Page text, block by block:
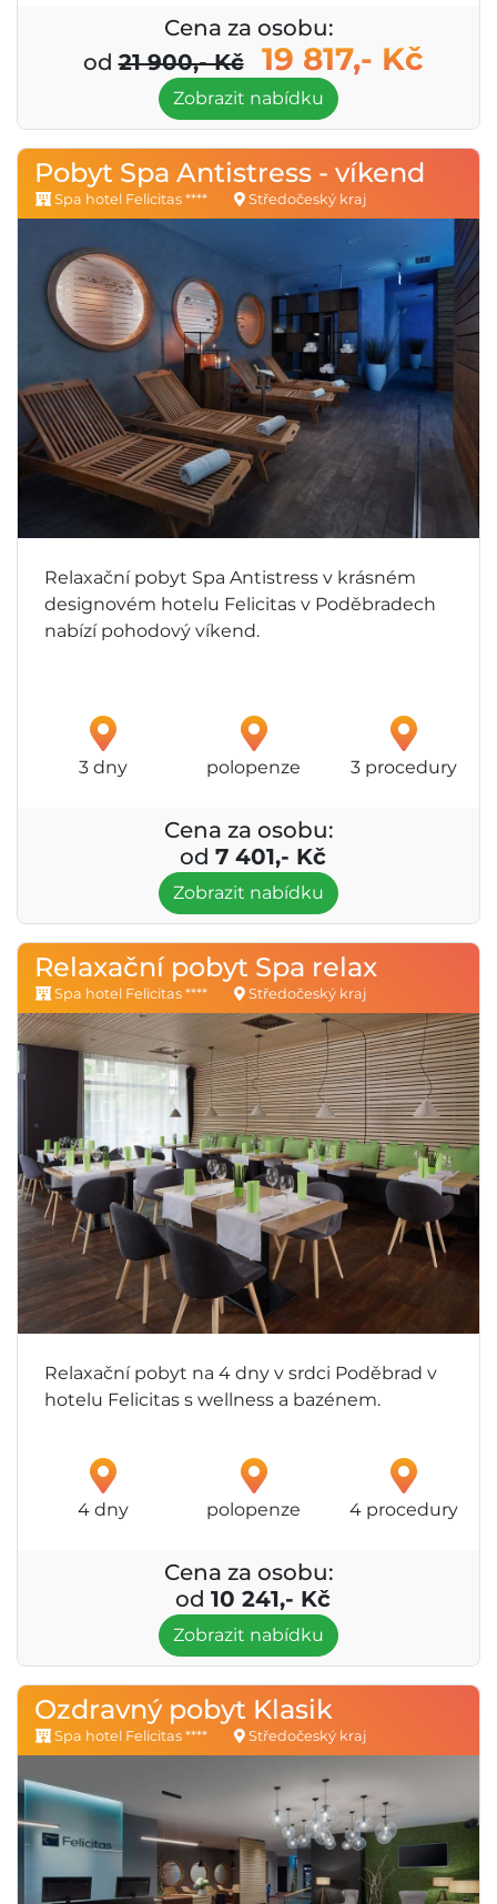
Cena za osobu:
od21 900,- Kč 19 817,- Kč
Zobrazit nabídku
Pobyt Spa Antistress - víkend
Spa hotel Felicitas **** Středočeský kraj
Relaxační pobyt Spa Antistress v krásném
designovém hotelu Felicitas v Poděbradech
nabízí pohodový víkend.
3 dny polopenze 3 procedury
Cena za osobu:
od 7 401,- Kč
Zobrazit nabídku
Relaxační pobyt Spa relax
Spa hotel Felicitas **** Středočeský kraj
Relaxační pobyt na 4 dny v srdci Poděbrad v
hotelu Felicitas s wellness a bazénem.
4 dny polopenze 4 procedury
Cena za osobu:
od 10 241,- Kč
Zobrazit nabídku
Ozdravný pobyt Klasik
Spa hotel Felicitas **** Středočeský kraj